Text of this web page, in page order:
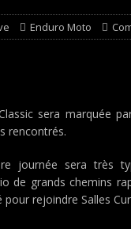
Enduro Moto
sera marquée
rencontrés.
journée sera très
de grands chemins
rejoindre Salles